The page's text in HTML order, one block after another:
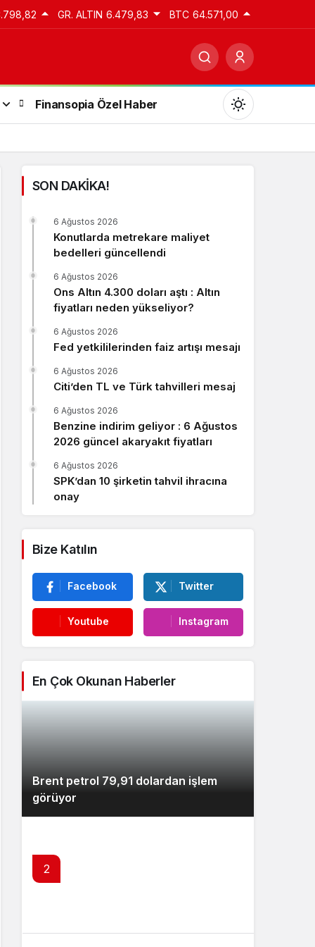
GR. ALTIN 6.479,83 BTC 64.571,00
Finansopia Özel Haber
Gündüz modunu seçin.
Gece Modu
Gece modunu seçin.
Sistem Modu
Sistem modunu seçin.
SON DAKİKA!
Konutlarda metrekare maliyet
bedelleri güncellendi
6 Ağustos 2026
Ons Altın 4.300 doları aştı : Altın
fiyatları neden yükseliyor?
6 Ağustos 2026
Fed yetkililerinden faiz artışı mesajı
6 Ağustos 2026
Citi’den TL ve Türk tahvilleri mesaj
6 Ağustos 2026
Benzine indirim geliyor : 6 Ağustos
2026 güncel akaryakıt fiyatları
6 Ağustos 2026
SPK’dan 10 şirketin tahvil ihracına
onay
6 Ağustos 2026
Bize Katılın
Facebook Twitter
Youtube Instagram
En Çok Okunan Haberler
Brent petrol 79,91 dolardan işlem
görüyor
2